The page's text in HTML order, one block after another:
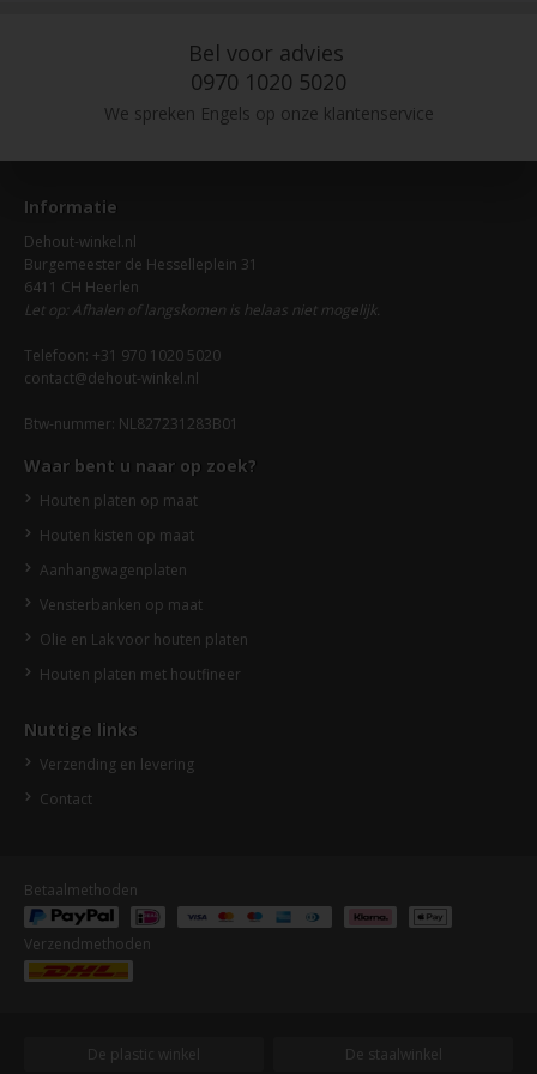
Bel voor advies
0970 1020 5020
We spreken Engels op onze klantenservice
Informatie
Dehout-winkel.nl
Burgemeester de Hesselleplein 31
6411 CH Heerlen
Let op: Afhalen of langskomen is helaas niet mogelijk.
Telefoon: +31 970 1020 5020
contact@dehout-winkel.nl
Btw-nummer: NL827231283B01
Waar bent u naar op zoek?
Houten platen op maat
Houten kisten op maat
Aanhangwagenplaten
Vensterbanken op maat
Olie en Lak voor houten platen
Houten platen met houtfineer
Nuttige links
Verzending en levering
Contact
Betaalmethoden
Verzendmethoden
De plastic winkel De staalwinkel